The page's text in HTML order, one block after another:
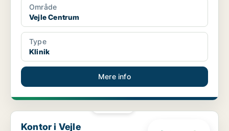
Område
Vejle Centrum
Type
Klinik
Mere info
Kontor i Vejle
Kontor i Vejle